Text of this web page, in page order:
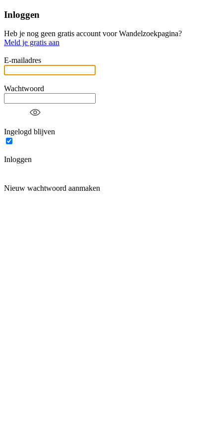
Inloggen
Heb je nog geen gratis account voor Wandelzoekpagina?
Meld je gratis aan
E-mailadres
Wachtwoord
Ingelogd blijven
Inloggen
Nieuw wachtwoord aanmaken